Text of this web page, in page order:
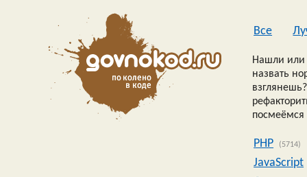
Все
Нашли или
назвать
посмеёмся
PHP (5714)
JavaScript